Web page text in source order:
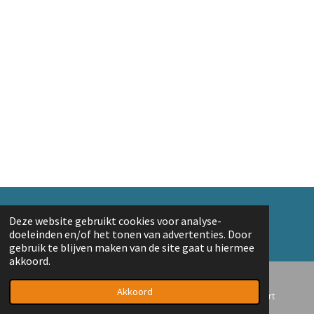
Deze website gebruikt cookies voor analyse-
doeleinden en/of het tonen van advertenties. Door
gebruik te blijven maken van de site gaat u hiermee
akkoord.
Akkoord
© 2018 A. v/d Top
Powered byJouwWeb
Telefoonnummer Kaart